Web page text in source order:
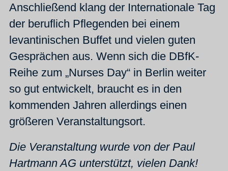
Anschließend klang der Internationale Tag
der beruflich Pflegenden bei einem
levantinischen Buffet und vielen guten
Gesprächen aus. Wenn sich die DBfK-
Reihe zum „Nurses Day“ in Berlin weiter
so gut entwickelt, braucht es in den
kommenden Jahren allerdings einen
größeren Veranstaltungsort.
Die Veranstaltung wurde von der Paul
Hartmann AG unterstützt, vielen Dank!